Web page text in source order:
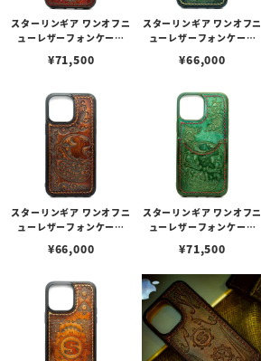
スターリンギア ワンオフニ
ューレザーフォンケース
ス ダークレッド s000117
対応）
¥71,500
スターリンギア ワンオフニ
ューレザーフォンケース
ン s000117359（iPhone
¥66,000
スターリンギア ワンオフニ
ューレザーフォンケース
ン s000117355（iPhone
¥66,000
スターリンギア ワンオフニ
ューレザーフォンケース
ス ダークグリーン s00011
x対応）
¥71,500